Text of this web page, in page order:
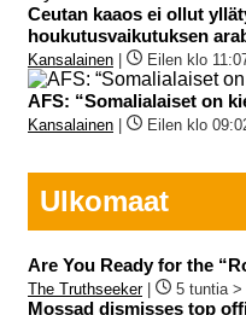
Ceutan kaaos ei ollut
houkutusvaikutuksen
Kansalainen Eilen klo
AFS: “Somalialaiset on
Kansalainen Eilen klo
Ulkomaat
Are You Ready for the
The Truthseeker| 5 tuntia >
Mossad dismisses top